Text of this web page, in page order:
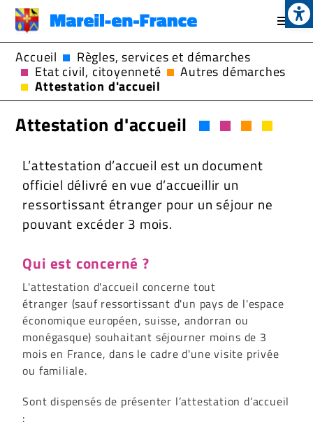
au
contenu
principal
Accueil Règles, services et démarches
Etat civil, citoyenneté Autres démarches
Attestation d'accueil
Attestation d'accueil
L’attestation d’accueil est un document
officiel délivré en vue d’accueillir un
ressortissant étranger pour un séjour ne
pouvant excéder 3 mois.
Qui est concerné ?
L'attestation d'accueil concerne tout
étranger (sauf ressortissant d'un pays de l'espace
économique européen, suisse, andorran ou
monégasque) souhaitant séjourner moins de 3
mois en France, dans le cadre d'une visite privée
ou familiale.
Sont dispensés de présenter l’attestation d’accueil
: